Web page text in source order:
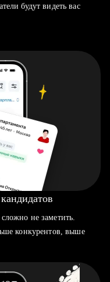
будут видеть вас
не заметить.
конкурентов, выше